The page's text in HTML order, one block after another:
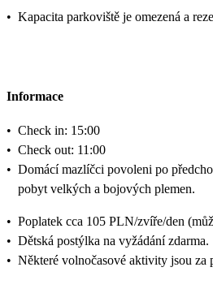
• Kapacita parkoviště je omezená a
Informace
• Check in: 15:00
• Check out: 11:00
• Domácí mazlíčci povoleni po
pobyt velkých a bojových plemen.
• Poplatek cca 105 PLN/zvíře/den
• Dětská postýlka na vyžádání zdarma.
• Některé volnočasové aktivity jsou za